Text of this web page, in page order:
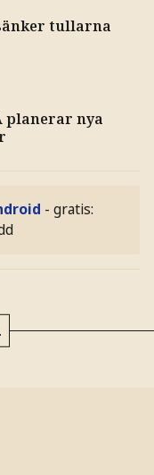
tullarna
planerar nya
- gratis: